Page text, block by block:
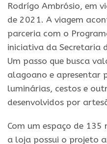
Rodrígo Ambrósio, em
de 2021. A viagem
parceria com o
iniciativa da Secretaria
Um passo que busca
alagoano e apresentar
luminárias, cestos e
desenvolvidos por
Com um espaço de
a loja possui o projeto